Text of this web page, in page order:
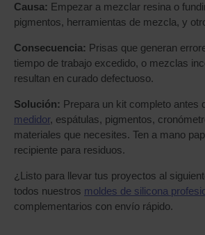
Causa: Empezar a mezclar resina o
pigmentos, herramientas de mezcla, y
Consecuencia: Prisas que generan
tiempo de trabajo excedido, o mezclas
resultan en curado defectuoso.
Solución: Prepara un kit completo antes
medidor, espátulas, pigmentos,
materiales que necesites. Ten a mano
recipiente para residuos.
¿Listo para llevar tus proyectos al
todos nuestros moldes de silicona
complementarios con envío rápido.